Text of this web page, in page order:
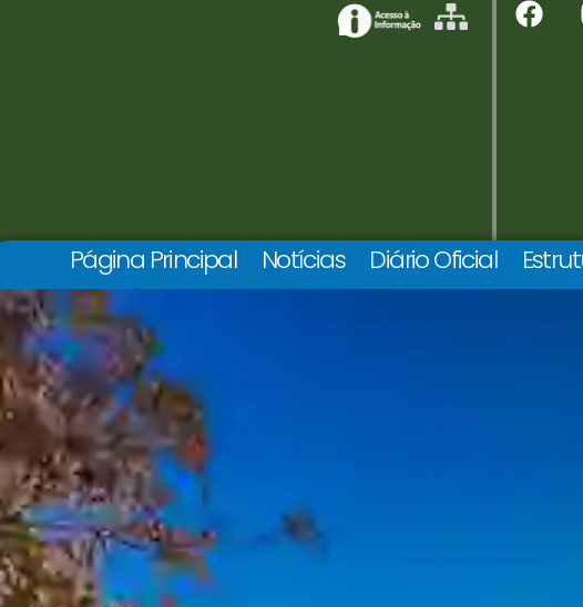
Página Principal Notícias Diário Oficial